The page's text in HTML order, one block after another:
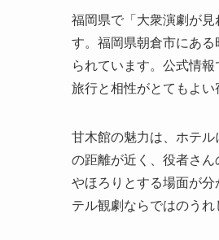
福岡県で「大衆演劇が
す。福岡県朝倉市にあ
られています。公式情
旅行と相性がとてもよい
甘木館の魅力は、ホテ
の距離が近く、役者さ
やほろりとする場面が
テル観劇ならではのう